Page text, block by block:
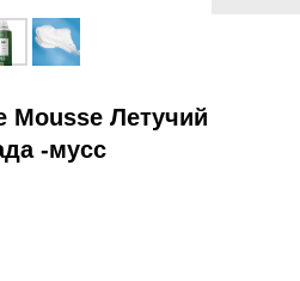
Mousse Летучий
-мусс